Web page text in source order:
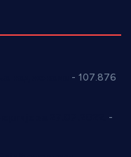
- 107.876
-